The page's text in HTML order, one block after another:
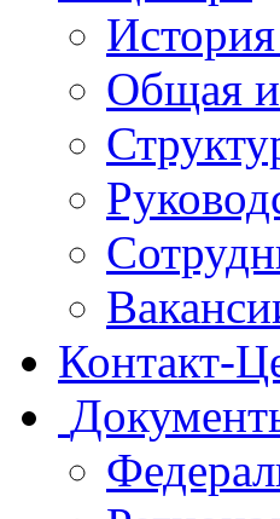
Общая
Контакт-